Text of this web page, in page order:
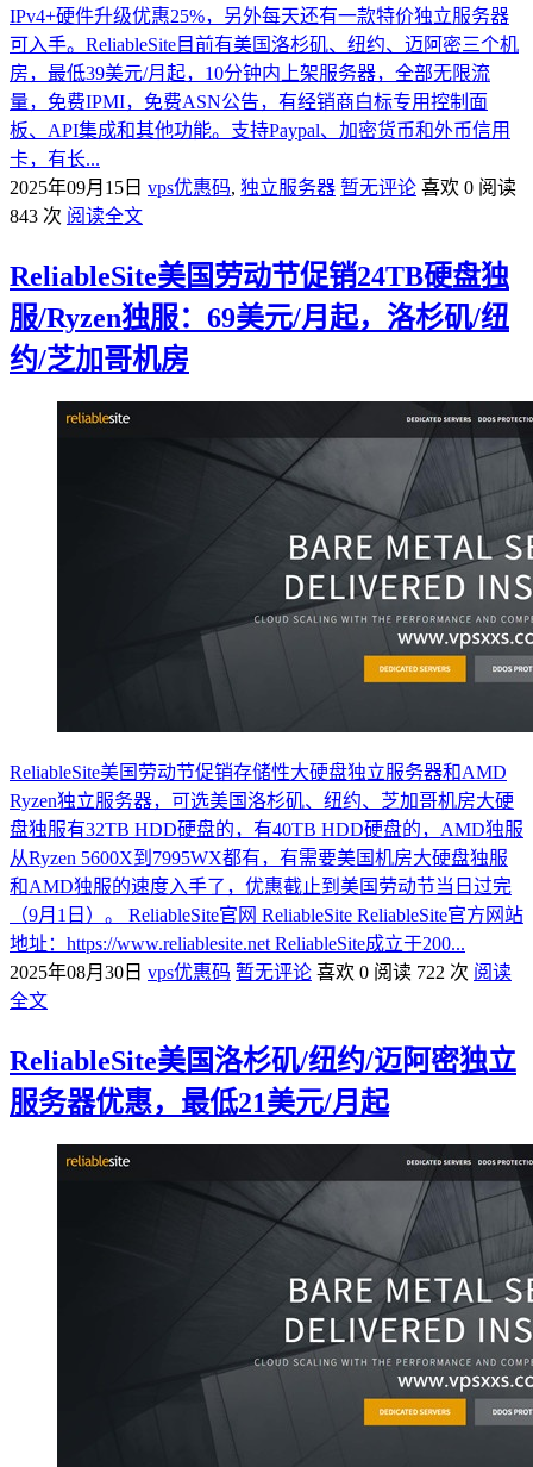
IPv4+硬件升级优惠25%，另外每天还有一款特价独立服务器
可入手。ReliableSite目前有美国洛杉矶、纽约、迈阿密三个机
房，最低39美元/月起，10分钟内上架服务器，全部无限流
量，免费IPMI，免费ASN公告，有经销商白标专用控制面
板、API集成和其他功能。支持Paypal、加密货币和外币信用
卡，有长...
2025年09月15日 vps优惠码, 独立服务器 暂无评论 喜欢 0 阅读
843 次 阅读全文
ReliableSite美国劳动节促销24TB硬盘独
服/Ryzen独服：69美元/月起，洛杉矶/纽
约/芝加哥机房
ReliableSite美国劳动节促销存储性大硬盘独立服务器和AMD
Ryzen独立服务器，可选美国洛杉矶、纽约、芝加哥机房大硬
盘独服有32TB HDD硬盘的，有40TB HDD硬盘的，AMD独服
从Ryzen 5600X到7995WX都有，有需要美国机房大硬盘独服
和AMD独服的速度入手了，优惠截止到美国劳动节当日过完
（9月1日）。 ReliableSite官网 ReliableSite ReliableSite官方网站
地址：https://www.reliablesite.net ReliableSite成立于200...
2025年08月30日 vps优惠码 暂无评论 喜欢 0 阅读 722 次 阅读
全文
ReliableSite美国洛杉矶/纽约/迈阿密独立
服务器优惠，最低21美元/月起